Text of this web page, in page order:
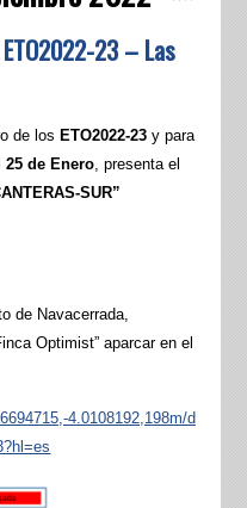
23 – Las
de los ETO2022-23y para
de Enero, presenta el
SUR”
de Navacerrada,
Optimist” aparcar en el
4.0108192,198m/d